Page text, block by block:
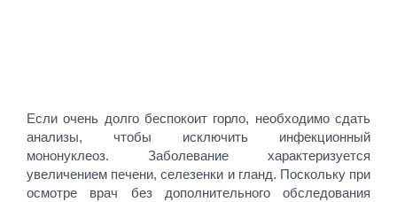
Если очень долго беспокоит горло, необходимо сдать
анализы, чтобы исключить инфекционный
мононуклеоз. Заболевание характеризуется
увеличением печени, селезенки и гланд. Поскольку при
осмотре врач без дополнительного обследования